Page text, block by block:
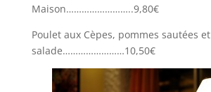
Maison……………………..9,80€
Poulet aux Cèpes, pommes sautées et
salade……………………10,50€